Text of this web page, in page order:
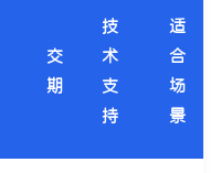
交
期
技
术
支
持
适
合
场
景